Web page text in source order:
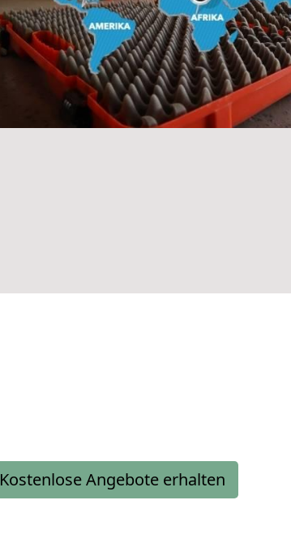
Kostenlose Angebote erhalten